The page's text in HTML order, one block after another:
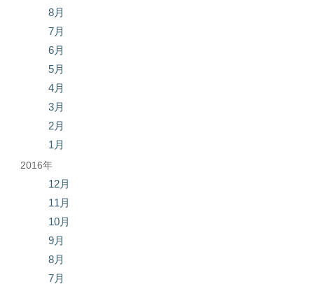
8月
7月
6月
5月
4月
3月
2月
1月
2016年
12月
11月
10月
9月
8月
7月